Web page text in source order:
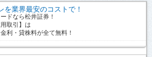
を業界最安のコストで！
ドなら松井証券！
用取引】は
利・貸株料が全て無料！